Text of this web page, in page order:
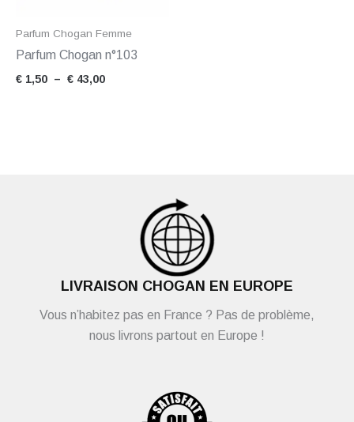
Parfum Chogan Femme
Parfum Chogan n°103
€ 1,50 – € 43,00
LIVRAISON CHOGAN EN EUROPE
Vous n’habitez pas en France ? Pas de problème,
nous livrons partout en Europe !